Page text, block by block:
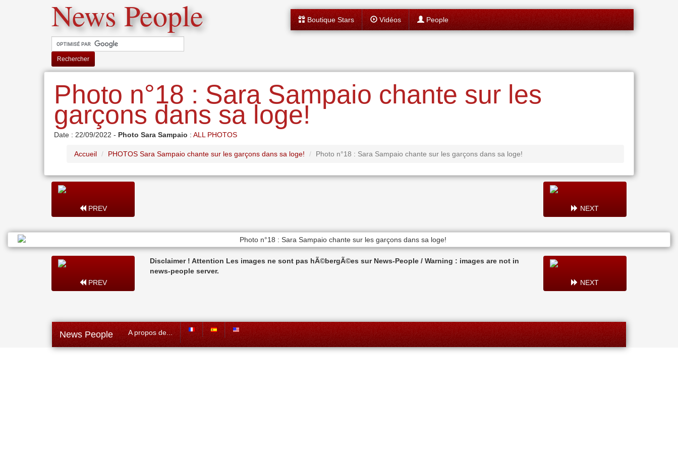
News People
Rechercher
Boutique Stars Vidéos People
Photo n°18 : Sara Sampaio chante sur les
garçons dans sa loge!
Date : 22/09/2022 - Photo Sara Sampaio : ALL PHOTOS
Accueil PHOTOS Sara Sampaio chante sur les garçons dans sa loge! Photo n°18 : Sara Sampaio chante sur les garçons dans sa loge!
PREV NEXT
PREV
Disclaimer ! Attention Les images ne sont pas hÃ©bergÃ©es sur News-People / Warning : images are not in
news-people server.
NEXT
News People A propos de...